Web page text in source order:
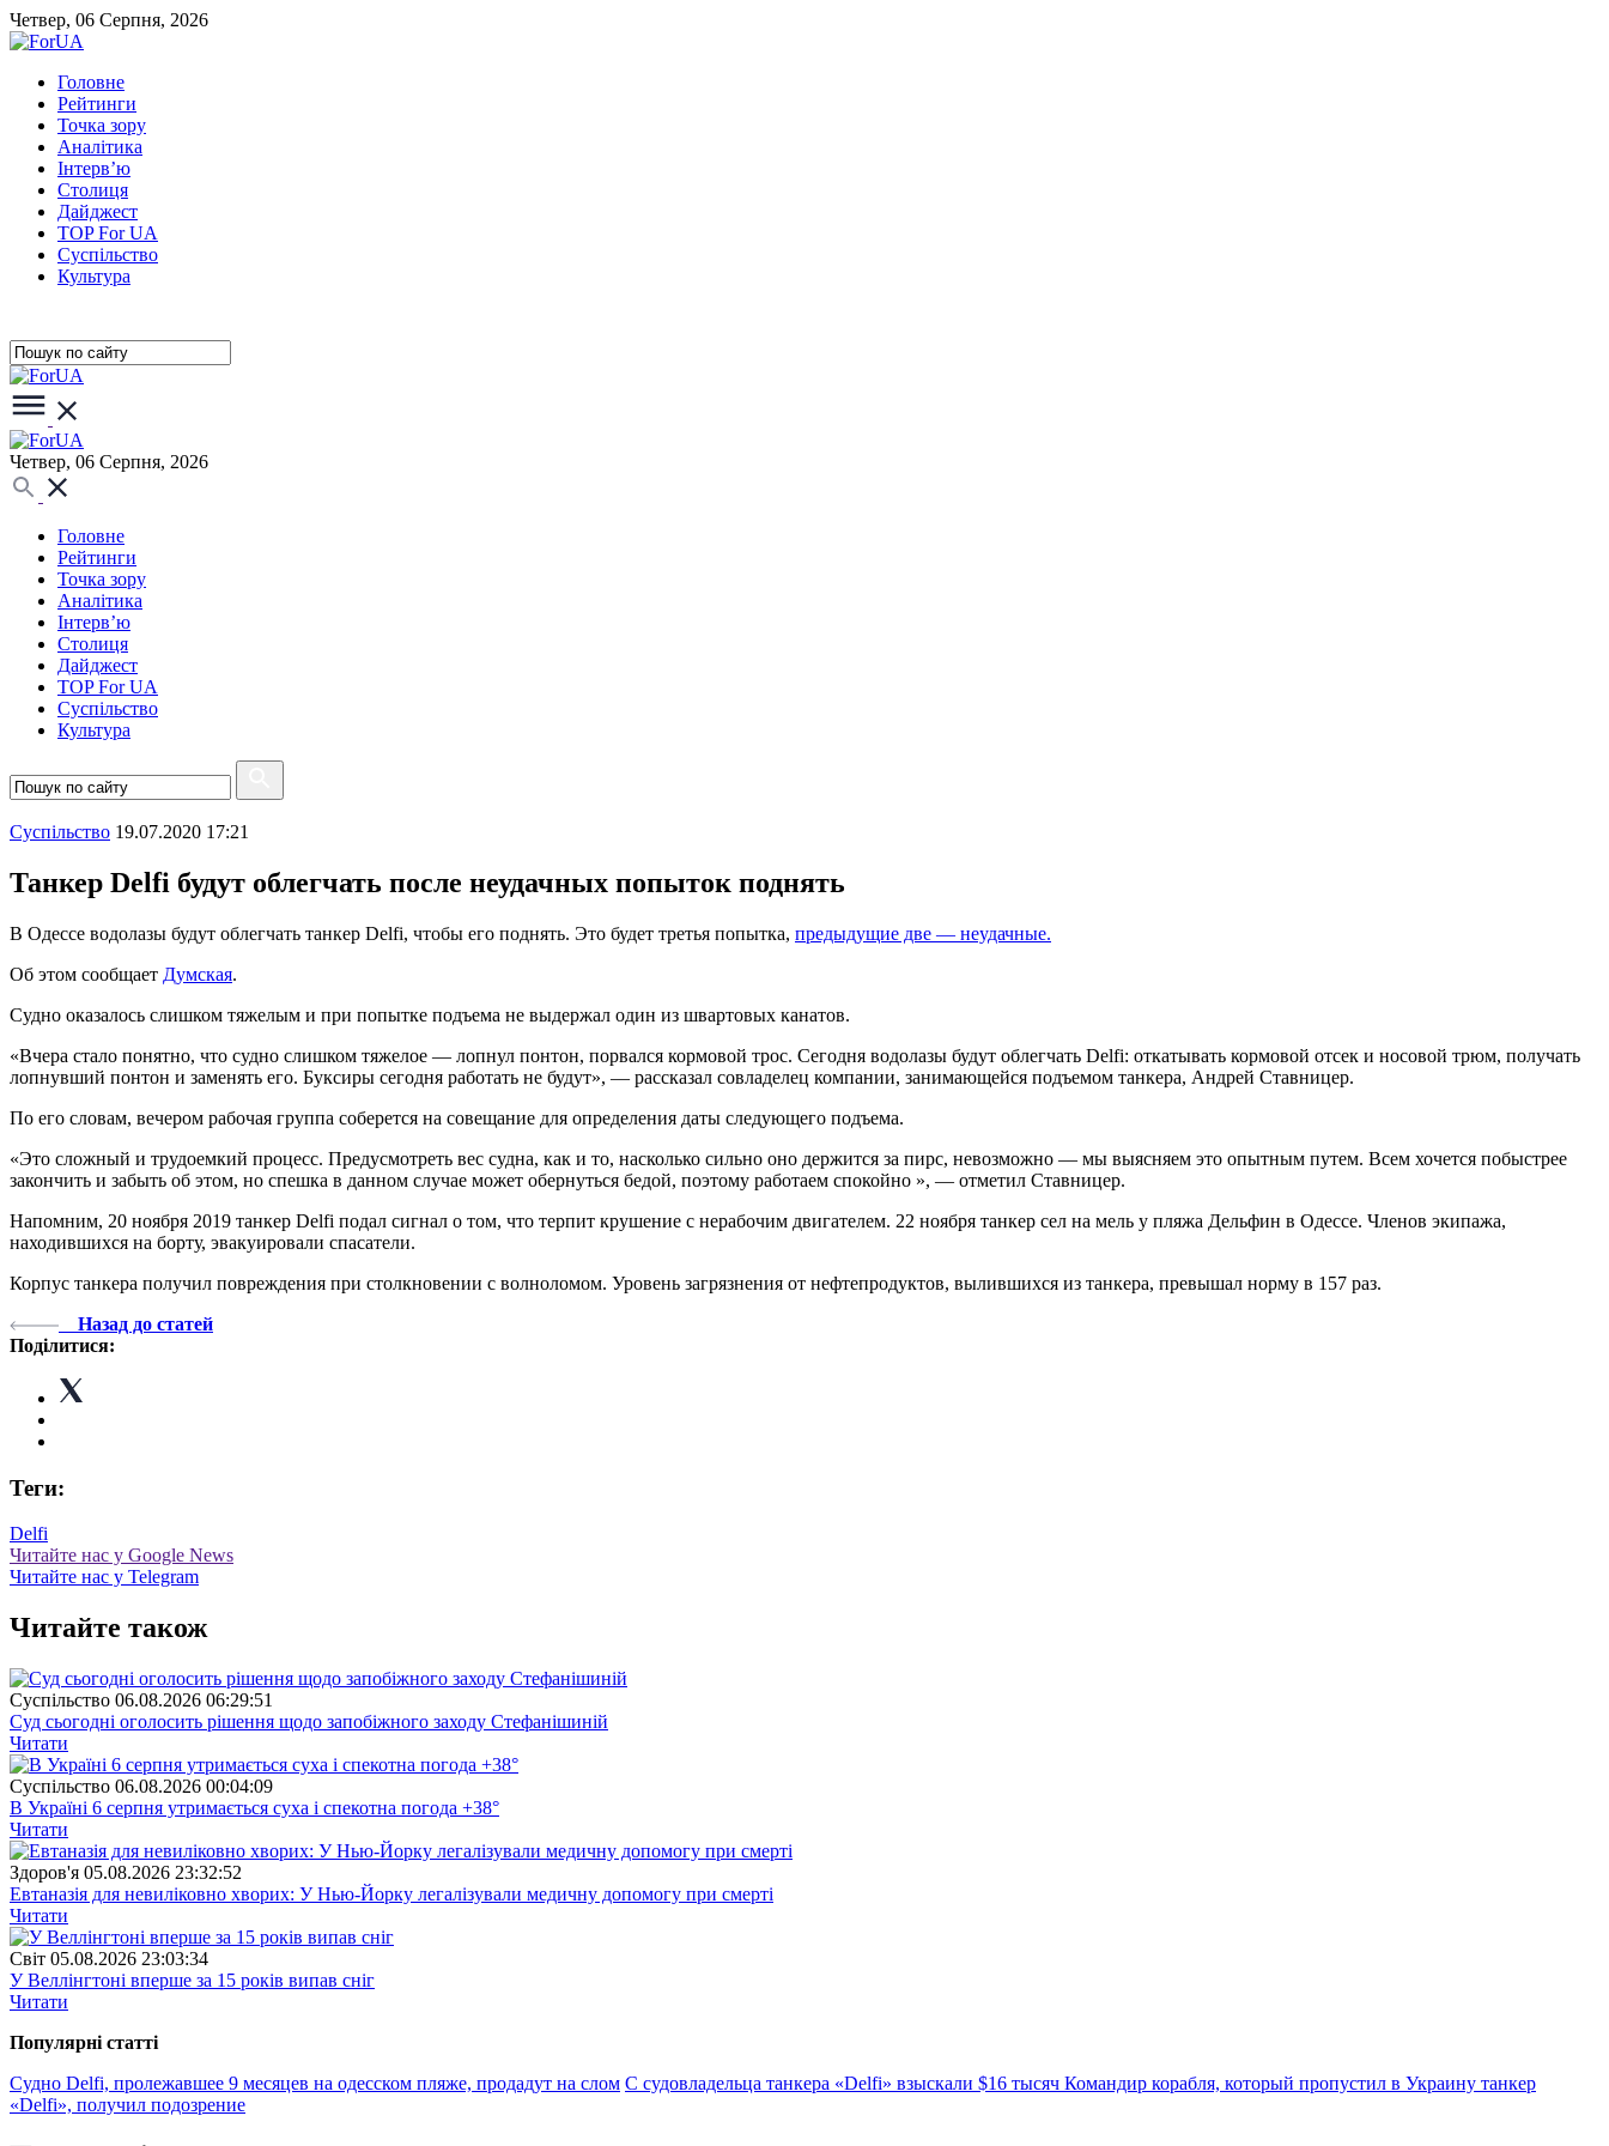
Четвер, 06 Серпня, 2026
Головне
Рейтинги
Точка зору
Аналітика
Інтерв’ю
Столиця
Дайджест
TOP For UA
Суспiльство
Культура
Четвер, 06 Серпня, 2026
Головне
Рейтинги
Точка зору
Аналітика
Інтерв’ю
Столиця
Дайджест
TOP For UA
Суспiльство
Культура
Суспiльство 19.07.2020 17:21
Танкер Delfi будут облегчать после неудачных попыток поднять
В Одессе водолазы будут облегчать танкер Delfi, чтобы его поднять. Это будет третья попытка, предыдущие две — неудачные.
Об этом сообщает Думская.
Судно оказалось слишком тяжелым и при попытке подъема не выдержал один из швартовых канатов.
«Вчера стало понятно, что судно слишком тяжелое — лопнул понтон, порвался кормовой трос. Сегодня водолазы будут облегчать Delfi: откатывать кормовой отсек и носовой трюм, получать
лопнувший понтон и заменять его. Буксиры сегодня работать не будут», — рассказал совладелец компании, занимающейся подъемом танкера, Андрей Ставницер.
По его словам, вечером рабочая группа соберется на совещание для определения даты следующего подъема.
«Это сложный и трудоемкий процесс. Предусмотреть вес судна, как и то, насколько сильно оно держится за пирс, невозможно — мы выясняем это опытным путем. Всем хочется побыстрее
закончить и забыть об этом, но спешка в данном случае может обернуться бедой, поэтому работаем спокойно », — отметил Ставницер.
Напомним, 20 ноября 2019 танкер Delfi подал сигнал о том, что терпит крушение с нерабочим двигателем. 22 ноября танкер сел на мель у пляжа Дельфин в Одессе. Членов экипажа,
находившихся на борту, эвакуировали спасатели.
Корпус танкера получил повреждения при столкновении с волноломом. Уровень загрязнения от нефтепродуктов, вылившихся из танкера, превышал норму в 157 раз.
Назад до статей
Поділитися:
Теги:
Delfi
Читайте нас у Google News
Читайте нас у Telegram
Читайте також
Суспiльство 06.08.2026 06:29:51
Суд сьогодні оголосить рішення щодо запобіжного заходу Стефанішиній
Читати
Суспiльство 06.08.2026 00:04:09
В Україні 6 серпня утримається суха і спекотна погода +38°
Читати
Здоров'я 05.08.2026 23:32:52
Евтаназія для невиліковно хворих: У Нью-Йорку легалізували медичну допомогу при смерті
Читати
Свiт 05.08.2026 23:03:34
У Веллінгтоні вперше за 15 років випав сніг
Читати
Популярнi статтi
Судно Delfi, пролежавшее 9 месяцев на одесском пляже, продадут на слом С судовладельца танкера «Delfi» взыскали $16 тысяч Командир корабля, который пропустил в Украину танкер
«Delfi», получил подозрение